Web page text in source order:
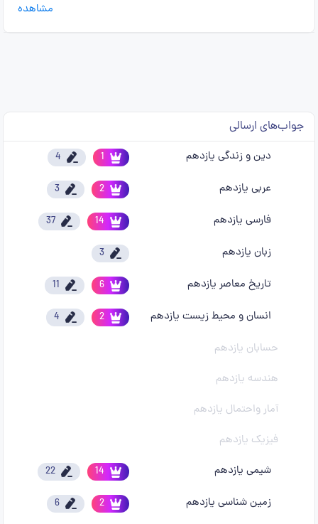
مشاهده
جواب‌های ارسالی
دین و زندگی یازدهم 1
4
عربی یازدهم 2
3
فارسی یازدهم 14
37
زبان یازدهم 3
تاریخ معاصر یازدهم 6
11
انسان و محیط زیست یازدهم 2
4
حسابان یازدهم
هندسه یازدهم
آمار واحتمال یازدهم
فیزیک یازدهم
شیمی یازدهم
14
22
زمین شناسی یازدهم 2
6